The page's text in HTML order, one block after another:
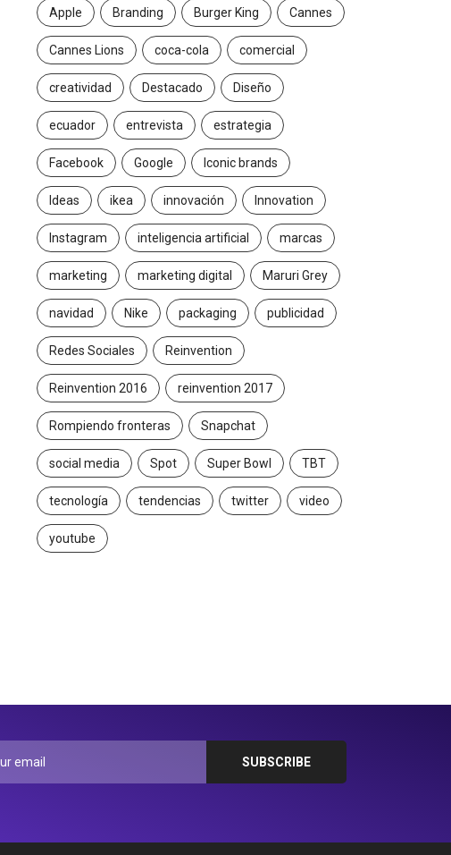
Gabriela Herrera y el arte
de cambiarse...
2026/07/16
Dos ecuatorianos en el
jurado de Cannes...
2026/06/23
Apple Branding Burger King Cannes
Cannes Lions coca-cola comercial
creatividad Destacado Diseño
ecuador entrevista estrategia
Facebook Google Iconic brands
Ideas ikea innovación Innovation
Instagram inteligencia artificial marcas
marketing marketing digital Maruri Grey
navidad Nike packaging publicidad
Redes Sociales Reinvention
Reinvention 2016 reinvention 2017
Rompiendo fronteras Snapchat
social media Spot Super Bowl TBT
tecnología tendencias twitter video
youtube